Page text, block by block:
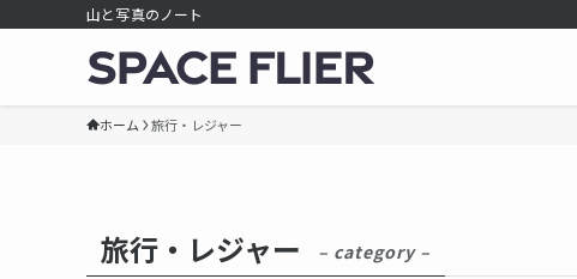
山と写真のノート
ホーム 旅行・レジャー
旅行・レジャー – category –